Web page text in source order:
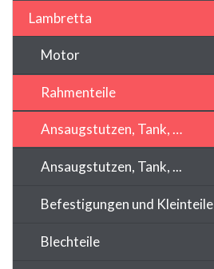
Lambretta
Motor
Rahmenteile
Ansaugstutzen, Tank, …
Ansaugstutzen, Tank, ...
Befestigungen und Kleinteile
Blechteile